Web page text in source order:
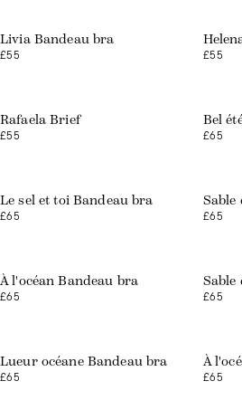
Livia Bandeau bra
£55 £55
Rafaela Brief
£55
Bel
£65
Le sel et toi Bandeau bra
£65
Sable
£65
À l'océan Bandeau bra
£65
Sable
£65
Lueur océane Bandeau bra
£65
À
£65